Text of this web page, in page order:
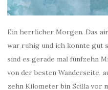
Ein herrlicher Morgen. Das
war ruhig und ich konnte gut
sind es gerade mal fünfzehn
von der besten Wanderseite,
zehn Kilometer bin Scilla vor